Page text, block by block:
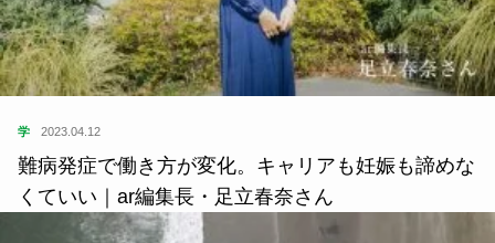
学 2023.04.12
難病発症で働き方が変化。キャリアも妊娠も諦めな
くていい｜ar編集長・足立春奈さん